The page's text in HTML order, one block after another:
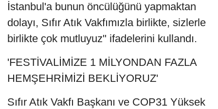
İstanbul'a bunun öncülüğünü yapmaktan
dolayı, Sıfır Atık Vakfımızla birlikte, sizlerle
birlikte çok mutluyuz" ifadelerini kullandı.
'FESTİVALİMİZE 1 MİLYONDAN FAZLA
HEMŞEHRİMİZİ BEKLİYORUZ'
Sıfır Atık Vakfı Başkanı ve COP31 Yüksek